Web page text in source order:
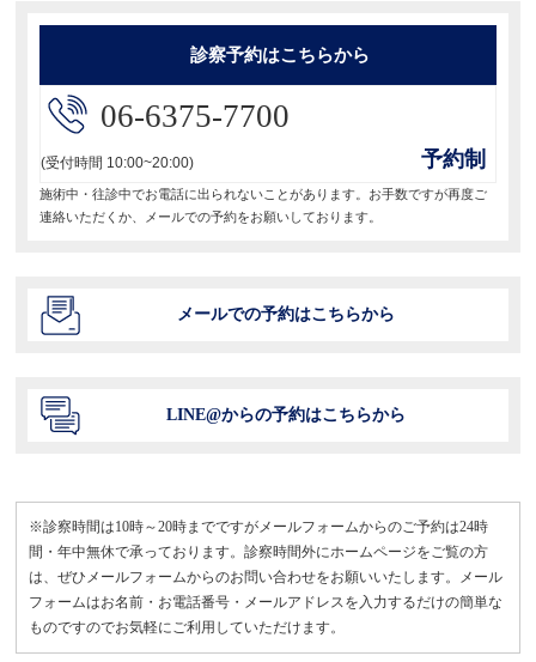
診察予約はこちらから
06-6375-7700
(受付時間 10:00~20:00) 予約制
施術中・往診中でお電話に出られないことがあります。お手数ですが再度ご
連絡いただくか、メールでの予約をお願いしております。
メールでの予約はこちらから
LINE@からの予約はこちらから
※診察時間は10時～20時までですがメールフォームからのご予約は24時
間・年中無休で承っております。診察時間外にホームページをご覧の方
は、ぜひメールフォームからのお問い合わせをお願いいたします。メール
フォームはお名前・お電話番号・メールアドレスを入力するだけの簡単な
ものですのでお気軽にご利用していただけます。